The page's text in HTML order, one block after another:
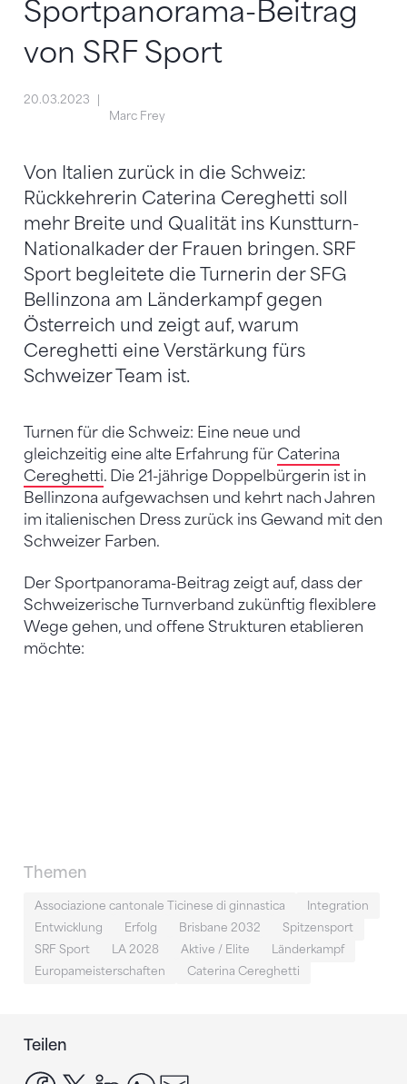
Sportpanorama-Beitrag
von SRF Sport
20.03.2023
Marc Frey
Von Italien zurück in die Schweiz:
Rückkehrerin Caterina Cereghetti soll
mehr Breite und Qualität ins Kunstturn-
Nationalkader der Frauen bringen. SRF
Sport begleitete die Turnerin der SFG
Bellinzona am Länderkampf gegen
Österreich und zeigt auf, warum
Cereghetti eine Verstärkung fürs
Schweizer Team ist.
Turnen für die Schweiz: Eine neue und
gleichzeitig eine alte Erfahrung für Caterina
Cereghetti. Die 21-jährige Doppelbürgerin ist in
Bellinzona aufgewachsen und kehrt nach Jahren
im italienischen Dress zurück ins Gewand mit den
Schweizer Farben.
Der Sportpanorama-Beitrag zeigt auf, dass der
Schweizerische Turnverband zukünftig flexiblere
Wege gehen, und offene Strukturen etablieren
möchte:
Themen
Associazione cantonale Ticinese di ginnastica
Integration
Entwicklung
Erfolg Brisbane 2032
Spitzensport
SRF Sport
LA 2028 Aktive / Elite
Länderkampf
Europameisterschaften
Caterina Cereghetti
Teilen